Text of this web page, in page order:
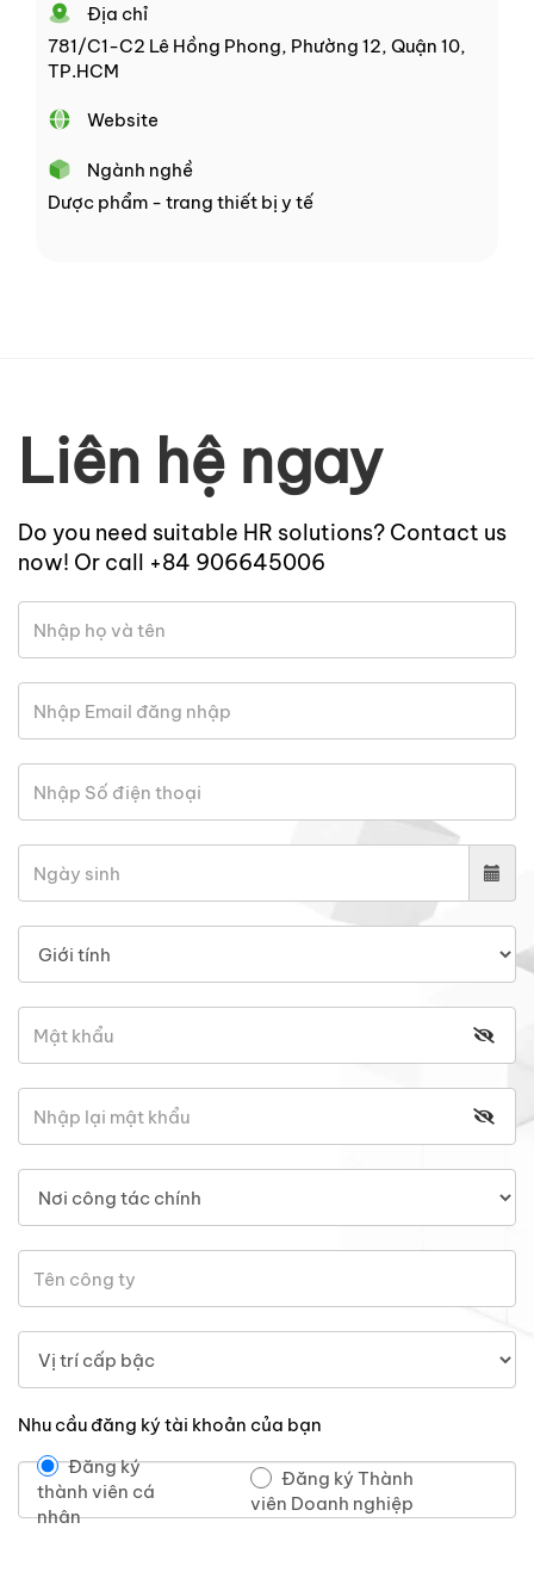
Địa chỉ
781/C1-C2 Lê Hồng Phong, Phường 12, Quận 10,
TP.HCM
Website
Ngành nghề
Dược phẩm - trang thiết bị y tế
Liên hệ ngay
Do you need suitable HR solutions? Contact us
now! Or call +84 906645006
Nhu cầu đăng ký tài khoản của bạn
Đăng ký
thành viên cá
nhân
Đăng ký Thành
viên Doanh nghiệp